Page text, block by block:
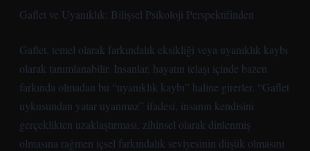
Gaflet ve Uyanıklık: Bilişsel Psikoloji Perspektifinden
Gaflet, temel olarak farkındalık eksikliği veya uyanıklık kaybı
olarak tanımlanabilir. İnsanlar, hayatın telaşı içinde bazen
farkında olmadan bu “uyanıklık kaybı” haline girerler. “Gaflet
uykusundan yatar uyanmaz” ifadesi, insanın kendisini
gerçeklikten uzaklaştırması, zihinsel olarak dinlenmiş
olmasına rağmen içsel farkındalık seviyesinin düşük olmasını